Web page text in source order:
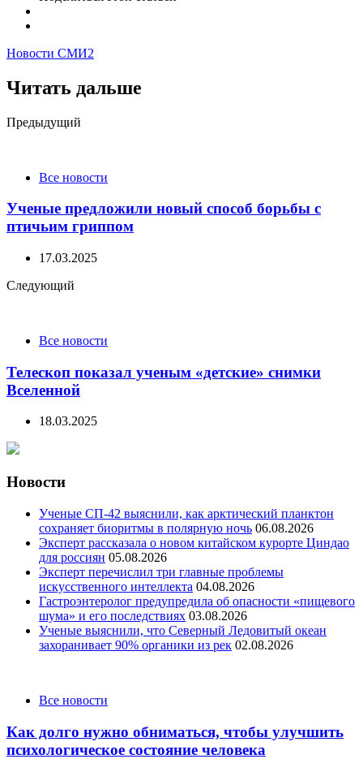
Новости СМИ2
Читать дальше
Post
Предыдущий
Все новости
Ученые предложили новый способ борьбы с
птичьим гриппом
17.03.2025
Следующий
Все новости
Телескоп показал ученым «детские» снимки
Вселенной
18.03.2025
Новости
Ученые СП-42 выяснили, как арктический планктон
сохраняет биоритмы в полярную ночь 06.08.2026
Эксперт рассказала о новом китайском курорте Циндао
для россиян 05.08.2026
Эксперт перечислил три главные проблемы
искусственного интеллекта 04.08.2026
Гастроэнтеролог предупредила об опасности «пищевого
шума» и его последствиях 03.08.2026
Ученые выяснили, что Северный Ледовитый океан
захоранивает 90% органики из рек 02.08.2026
CategoriesВсе новости
Как долго нужно обниматься, чтобы улучшить
психологическое состояние человека